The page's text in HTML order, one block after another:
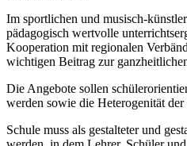
Im sportlichen und musisch-
pädagogisch wertvolle
Kooperation mit regionalen
wichtigen Beitrag zur
Die Angebote sollen
werden sowie die Heterogenität
Schule muss als gestalteter und